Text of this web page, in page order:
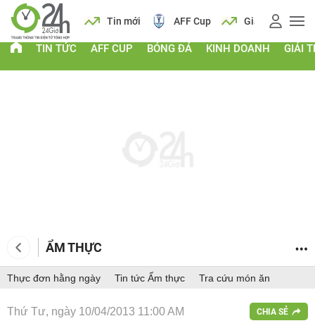
Lịch Tin mới AFF Cup Giá vàng
TIN TỨC AFF CUP BÓNG ĐÁ KINH DOANH GIẢI
ẨM THỰC
Thực đơn hằng ngày Tin tức Ẩm thực Tra cứu món ăn
Thứ Tư, ngày 10/04/2013 11:00 AM CHIA SẺ